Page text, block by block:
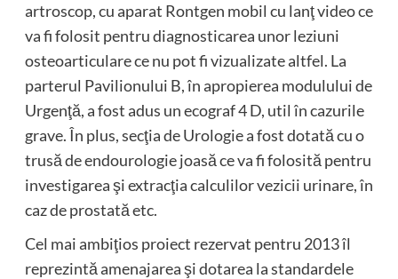
artroscop, cu aparat Rontgen mobil cu lanţ video ce
va fi folosit pentru diagnosticarea unor leziuni
osteoarticulare ce nu pot fi vizualizate altfel. La
parterul Pavilionului B, în apropierea modulului de
Urgenţă, a fost adus un ecograf 4 D, util în cazurile
grave. În plus, secţia de Urologie a fost dotată cu o
trusă de endourologie joasă ce va fi folosită pentru
investigarea şi extracţia calculilor vezicii urinare, în
caz de prostată etc.
Cel mai ambiţios proiect rezervat pentru 2013 îl
reprezintă amenajarea şi dotarea la standardele